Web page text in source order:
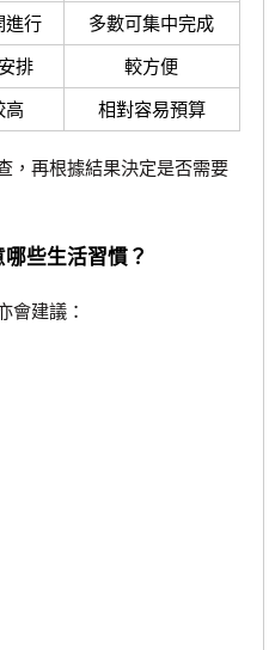
進行 多數可集中完成
排 較方便
高 相對容易預算
再根據結果決定是否需要
些生活習慣？
建議：